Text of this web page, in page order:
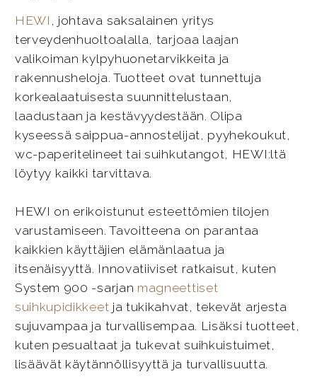
HEWI , johtava saksalainen yritys
terveydenhuoltoalalla, tarjoaa laajan
valikoiman kylpyhuonetarvikkeita ja
rakennusheloja. Tuotteet ovat tunnettuja
korkealaatuisesta suunnittelustaan,
laadustaan ja kestävyydestään. Olipa
kyseessä saippua-annostelijat, pyyhekoukut,
wc-paperitelineet tai suihkutangot, HEWI:ltä
löytyy kaikki tarvittava.
HEWI on erikoistunut esteettömien tilojen
varustamiseen. Tavoitteena on parantaa
kaikkien käyttäjien elämänlaatua ja
itsenäisyyttä. Innovatiiviset ratkaisut, kuten
System 900 -sarjan magneettiset
suihkupidikkeet ja tukikahvat, tekevät arjesta
sujuvampaa ja turvallisempaa. Lisäksi tuotteet,
kuten pesualtaat ja tukevat suihkuistuimet,
lisäävät käytännöllisyyttä ja turvallisuutta.